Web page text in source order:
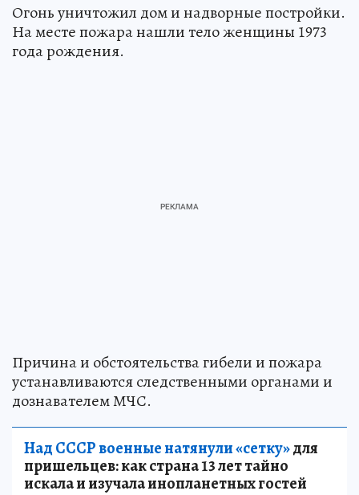
Огонь уничтожил дом и надворные постройки.
На месте пожара нашли тело женщины 1973
года рождения.
Причина и обстоятельства гибели и пожара
устанавливаются следственными органами и
дознавателем МЧС.
Над СССР военные натянули «сетку»для
пришельцев: как страна 13 лет тайно
искала и изучала инопланетных гостей